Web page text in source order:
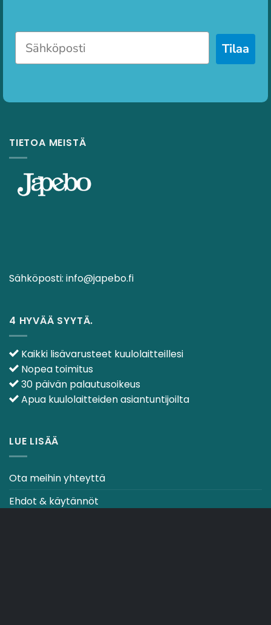
Tilaa
TIETOA MEISTÄ
Sähköposti: info@japebo.fi
4 HYVÄÄ SYYTÄ.
Kaikki lisävarusteet kuulolaitteillesi
Nopea toimitus
30 päivän palautusoikeus
Apua kuulolaitteiden asiantuntijoilta
LUE LISÄÄ
Ota meihin yhteyttä
Ehdot & käytännöt